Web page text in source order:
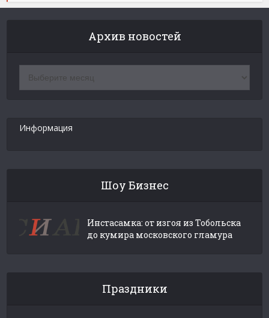
Архив новостей
новостей
Информация
Шоу Бизнес
Инстасамка: от изгоя из Тобольска
до кумира московского гламура
Праздники